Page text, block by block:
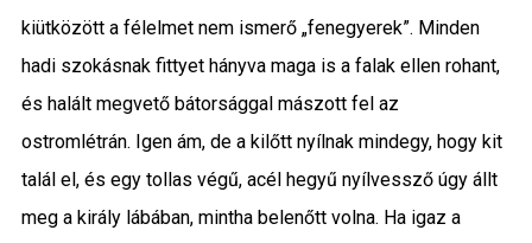
kiütközött a félelmet nem ismerő „fenegyerek”. Minden
hadi szokásnak fittyet hányva maga is a falak ellen rohant,
és halált megvető bátorsággal mászott fel az
ostromlétrán. Igen ám, de a kilőtt nyílnak mindegy, hogy kit
talál el, és egy tollas végű, acél hegyű nyílvessző úgy állt
meg a király lábában, mintha belenőtt volna. Ha igaz a